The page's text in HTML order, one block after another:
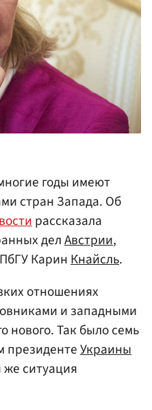
годы имеют
стран Запада. Об
рассказала
делАвстрии,
КаринКнайсль.
отношениях
и западными
нового. Так было семь
президентеУкраины
же ситуация